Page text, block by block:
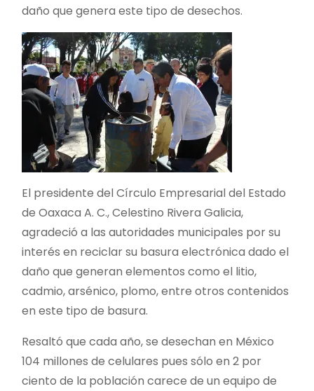
daño que genera este tipo de desechos.
El presidente del Círculo Empresarial del Estado
de Oaxaca A. C., Celestino Rivera Galicia,
agradeció a las autoridades municipales por su
interés en reciclar su basura electrónica dado el
daño que generan elementos como el litio,
cadmio, arsénico, plomo, entre otros contenidos
en este tipo de basura.
Resaltó que cada año, se desechan en México
104 millones de celulares pues sólo en 2 por
ciento de la población carece de un equipo de